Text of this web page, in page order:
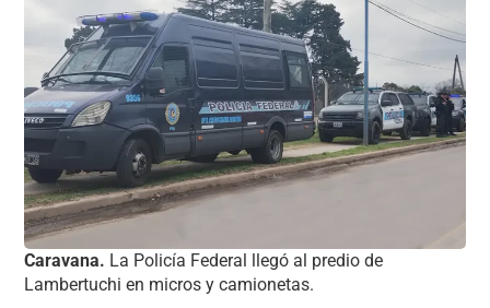
Caravana. La Policía Federal llegó al predio de
Lambertuchi en micros y camionetas.